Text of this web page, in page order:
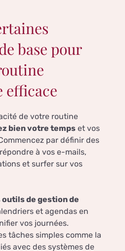
base pour
efficace
de votre routine
bien votre temps et vos
par définir des
à vos e-mails,
et surfer sur vos
de gestion de
et agendas en
vos journées.
tâches simples comme la
avec des systèmes de